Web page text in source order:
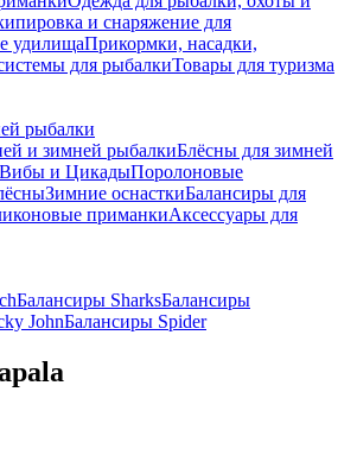
и снаряжение для
удилищаПрикормки, насадки,
для рыбалкиТовары для туризма
рыбалки
и зимней рыбалкиБлёсны для зимней
и ЦикадыПоролоновые
Зимние оснасткиБалансиры для
приманкиАксессуары для
Балансиры SharksБалансиры
JohnБалансиры Spider